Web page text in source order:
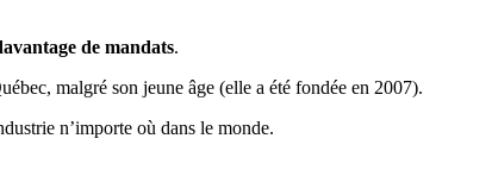
de mandats.
malgré son jeune âge (elle a été fondée en 2007).
n’importe où dans le monde.